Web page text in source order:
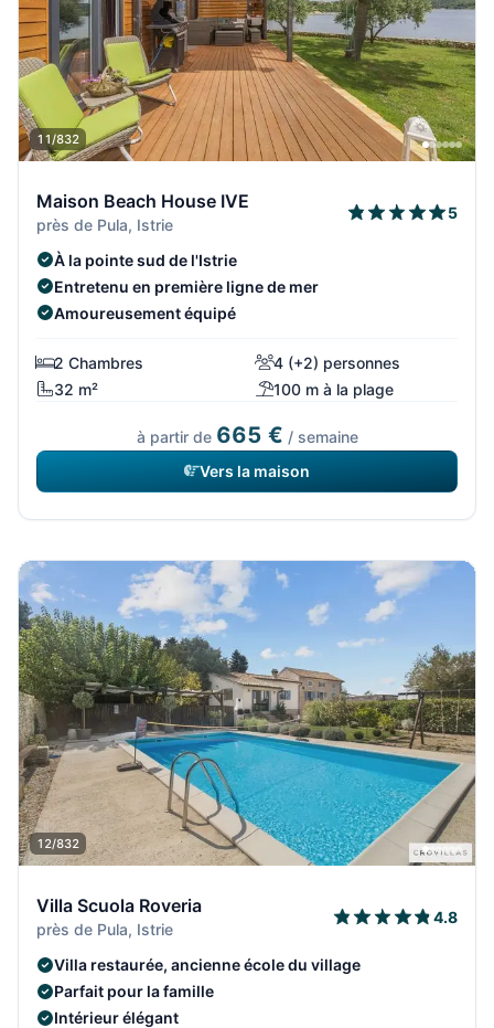
11/832
Maison Beach House IVE
près de Pula, Istrie
5
À la pointe sud de l'Istrie
Entretenu en première ligne de mer
Amoureusement équipé
2 Chambres
4 (+2) personnes
32 m²
100 m à la plage
à partir de 665 € / semaine
Vers la maison
12/832
Villa Scuola Roveria
près de Pula, Istrie
4.8
Villa restaurée, ancienne école du village
Parfait pour la famille
Intérieur élégant